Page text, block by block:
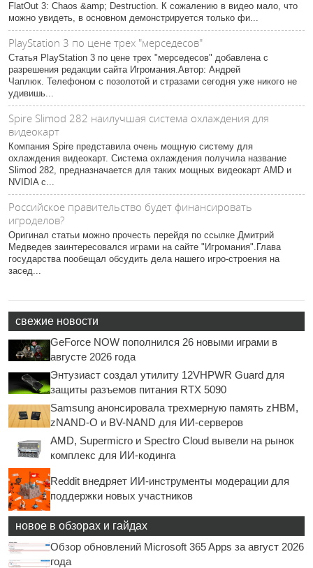
FlatOut 3: Chaos &amp; Destruction. К сожалению в видео мало, что
можно увидеть, в основном демонстрируется только фи...
PlayStation 3 по цене трех "мерседесов"
Статья PlayStation 3 по цене трех "мерседесов" добавлена с
разрешения редакции сайта Игромания.Автор: Андрей
Чаплюк. Телефоном с позолотой и стразами сегодня уже никого не
удивишь...
Spire Slimod 282 наилучшая система охлаждения для
видеокарт
Компания Spire представила очень мощную систему для
охлаждения видеокарт. Система охлаждения получила название
Slimod 282, предназначается для таких мощных видеокарт AMD и
NVIDIA с...
Российское правительство будет финансировать
игроделов?
Оригинал статьи можно прочесть перейдя по ссылке Дмитрий
Медведев заинтересовался играми на сайте "Игромания".Глава
государства пообещал обсудить дела нашего игро-строения на
засед...
свежие новости
GeForce NOW пополнился 26 новыми играми в
августе 2026 года
Энтузиаст создал утилиту 12VHPWR Guard для
защиты разъемов питания RTX 5090
Samsung анонсировала трехмерную память zHBM,
zNAND-O и BV-NAND для ИИ-серверов
AMD, Supermicro и Spectro Cloud вывели на рынок
комплекс для ИИ-кодинга
Reddit внедряет ИИ-инструменты модерации для
поддержки новых участников
новое в обзорах и гайдах
Обзор обновлений Microsoft 365 Apps за август 2026
года